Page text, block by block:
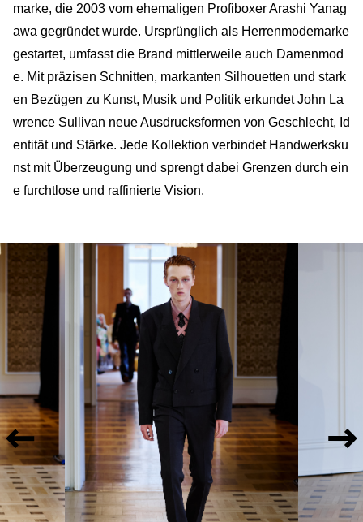
marke, die 2003 vom ehemaligen Profiboxer Arashi Yanag
awa gegründet wurde. Ursprünglich als Herrenmodemarke
gestartet, umfasst die Brand mittlerweile auch Damenmod
e. Mit präzisen Schnitten, markanten Silhouetten und stark
en Bezügen zu Kunst, Musik und Politik erkundet John La
wrence Sullivan neue Ausdrucksformen von Geschlecht, Id
entität und Stärke. Jede Kollektion verbindet Handwerksku
nst mit Überzeugung und sprengt dabei Grenzen durch ein
e furchtlose und raffinierte Vision.